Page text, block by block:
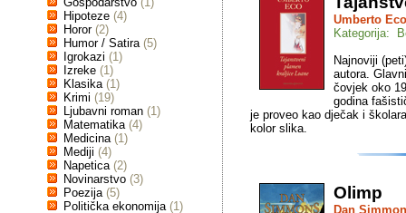
Hipoteze (4)
Horor (2)
Humor / Satira (5)
Igrokazi (1)
Izreke (1)
Klasika (1)
Krimi (19)
Ljubavni roman (1)
Matematika (4)
Medicina (1)
Mediji (4)
Napetica (2)
Novinarstvo (3)
Poezija (5)
Politička ekonomija (1)
Umberto Eco
Kategorija:
Najnoviji
autora.
čovjek oko
godina
je proveo kao dječak i
kolor slika.
Olimp
Dan